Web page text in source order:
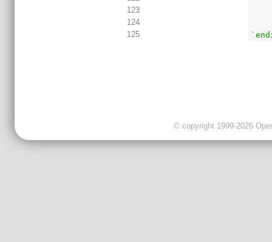
123
124
125
© copyright 1999-2026